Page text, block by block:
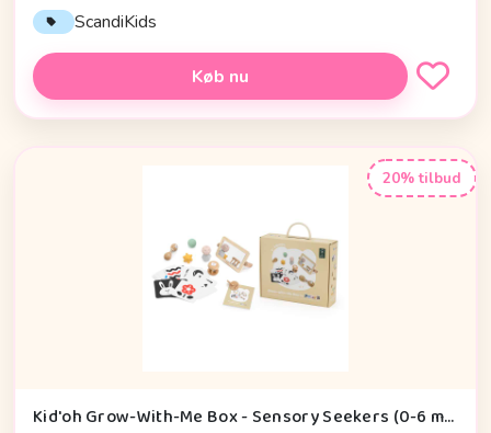
ScandiKids
Køb nu
20% tilbud
Kid'oh Grow-With-Me Box - Sensory Seekers (0-6 mdr.)